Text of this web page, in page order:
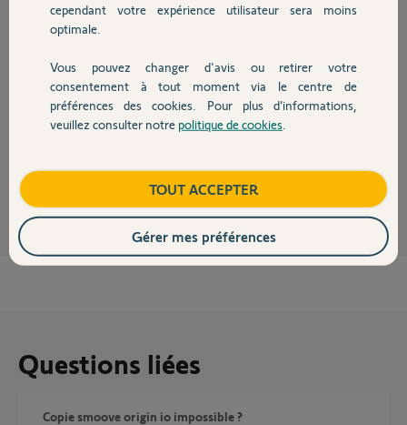
Devis avec un pro
Contact
Vous ne pouvez pas copier une smoove IO avec une Keygo IO.
autre.
Je vous invite donc à réaliser la procédure d'appairage d'une
télécommande sur un volet roulant classique.
Questions liées
copie smoove origin io impossible ?
cependant votre expérience utilisateur sera moins
optimale.
Vous pouvez changer d'avis ou retirer votre
consentement à tout moment via le centre de
préférences des cookies. Pour plus d’informations,
veuillez consulter notre politique de cookies
TOUT ACCEPTER
Gérer mes préférences